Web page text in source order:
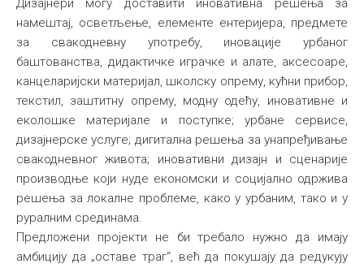
Дизајнери могу доставити иновативна решења за
намештај, осветљење, елементе ентеријера, предмете
за свакодневну употребу, иновације урбаног
баштованства, дидактичке играчке и алате, аксесоаре,
канцеларијски материјал, школску опрему, кућни прибор,
текстил, заштитну опрему, модну одећу, иновативне и
еколошке материјале и поступке; урбане сервисе,
дизајнерске услуге; дигитална решења за унапређивање
свакодневног живота; иновативни дизајн и сценарије
производње који нуде економски и социјално одржива
решења за локалне проблеме, како у урбаним, тако и у
руралним срединама.
Предложени пројекти не би требало нужно да имају
амбицију да „оставе траг“, већ да покушају да редукују